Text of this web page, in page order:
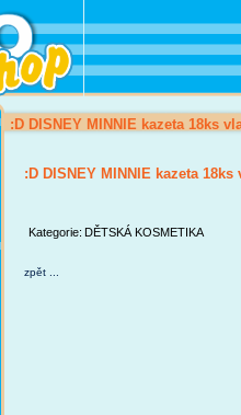
:D DISNEY MINNIE kazeta 18ks
:D DISNEY MINNIE kazeta
Kategorie: DĚTSKÁ KOSMETIKA
zpět ...